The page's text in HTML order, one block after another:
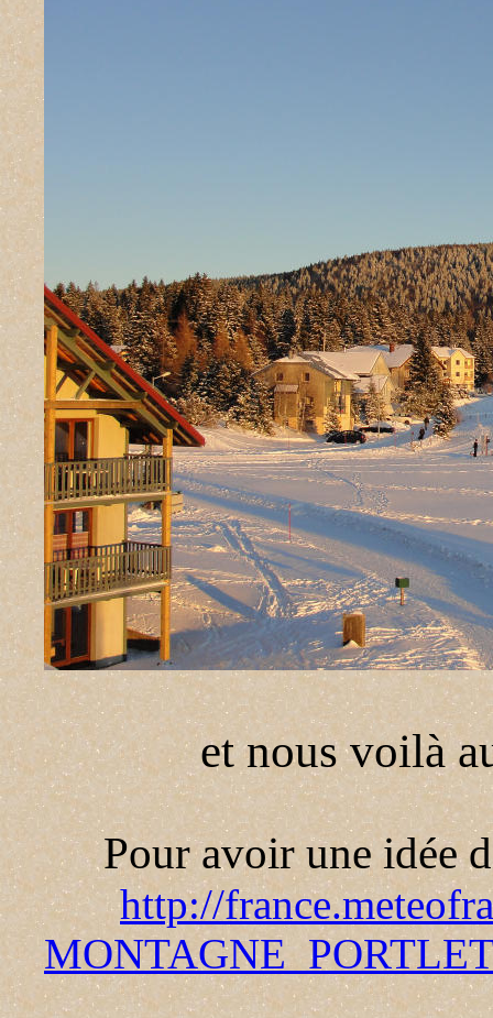
et nous voilà
Pour avoir une idée
http://